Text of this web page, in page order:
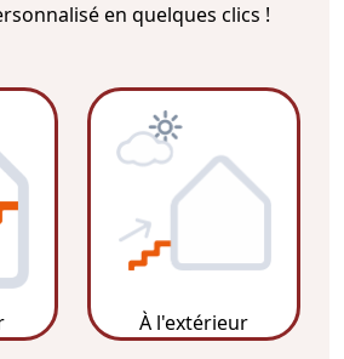
en quelques clics !
À l'extérieur